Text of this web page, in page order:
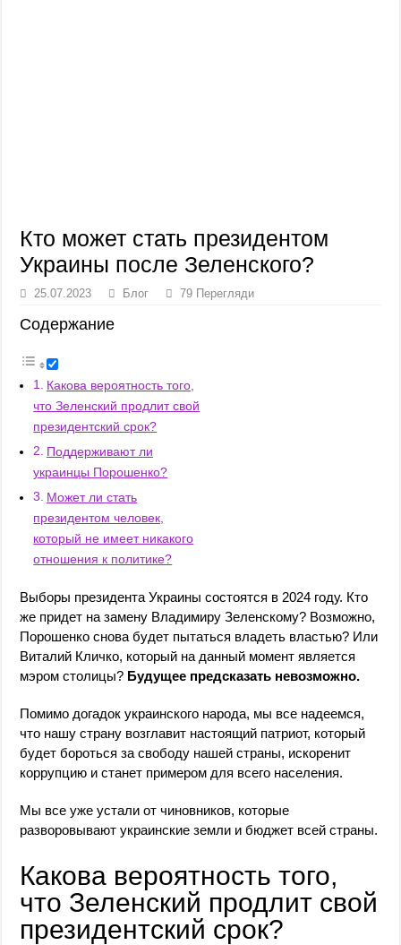
Кто может стать президентом
Украины после Зеленского?
25.07.2023 Блог 79 Перегляди
Содержание
Какова вероятность того,
что Зеленский продлит свой
президентский срок?
Поддерживают ли
украинцы Порошенко?
Может ли стать
президентом человек,
который не имеет никакого
отношения к политике?
Выборы президента Украины состоятся в 2024 году. Кто
же придет на замену Владимиру Зеленскому? Возможно,
Порошенко снова будет пытаться владеть властью? Или
Виталий Кличко, который на данный момент является
мэром столицы? Будущее предсказать невозможно.
Помимо догадок украинского народа, мы все надеемся,
что нашу страну возглавит настоящий патриот, который
будет бороться за свободу нашей страны, искоренит
коррупцию и станет примером для всего населения.
Мы все уже устали от чиновников, которые
разворовывают украинские земли и бюджет всей страны.
Какова вероятность того,
что Зеленский продлит свой
президентский срок?